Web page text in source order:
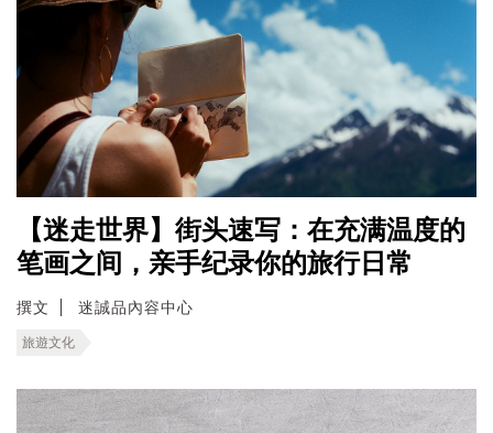
【迷走世界】街头速写：在充满温度的
笔画之间，亲手纪录你的旅行日常
撰文 迷誠品內容中心
旅遊文化